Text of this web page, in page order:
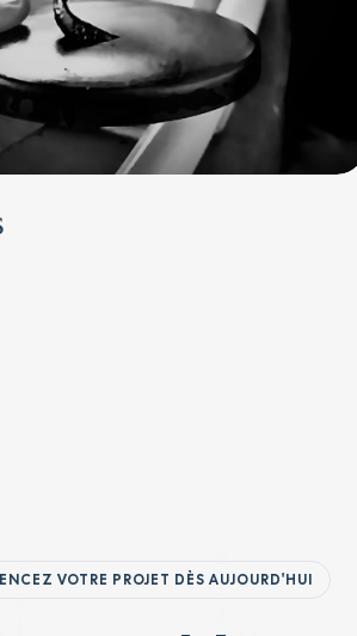
VOTRE PROJET DÈS AUJOURD'HUI